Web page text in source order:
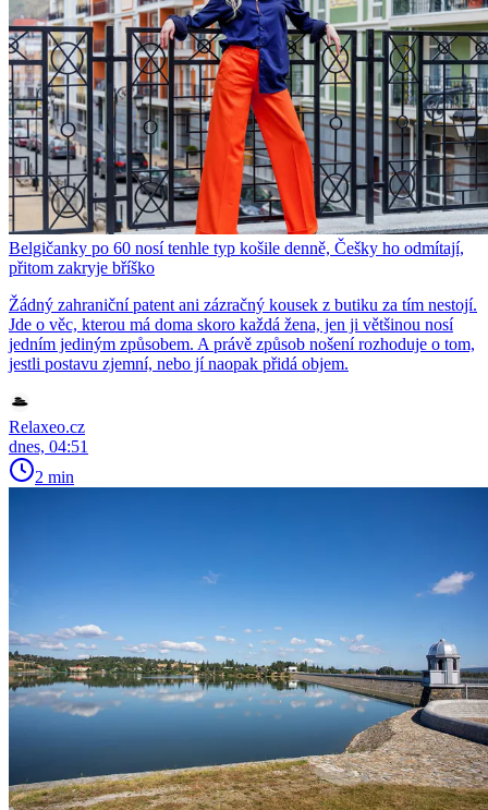
Belgičanky po 60 nosí tenhle typ košile denně, Češky ho odmítají,
přitom zakryje bříško
Žádný zahraniční patent ani zázračný kousek z butiku za tím nestojí.
Jde o věc, kterou má doma skoro každá žena, jen ji většinou nosí
jedním jediným způsobem. A právě způsob nošení rozhoduje o tom,
jestli postavu zjemní, nebo jí naopak přidá objem.
Relaxeo.cz
dnes, 04:51
2 min